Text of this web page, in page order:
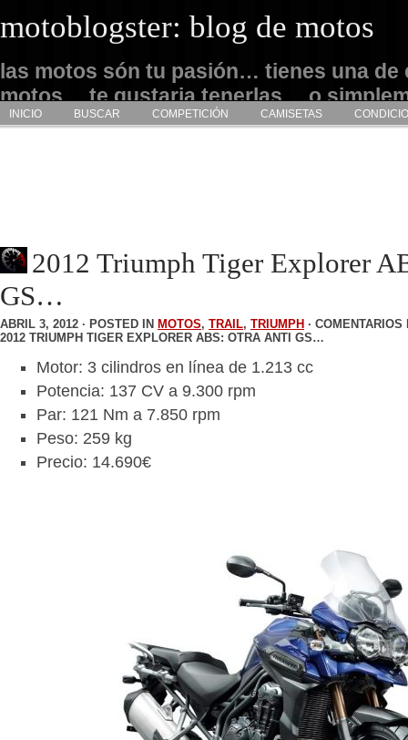
motoblogster: blog de motos
las motos són tu pasión… tienes una de
motos… te gustaria tenerlas… o
admirarlas… este es tu sitio
INICIO BUSCAR COMPETICIÓN CAMISETAS
2012 Triumph Tiger Explorer
GS…
ABRIL 3, 2012 · POSTED IN MOTOS, TRAIL, TRIUMPH · COMENTARIOS
2012 TRIUMPH TIGER EXPLORER ABS: OTRA ANTI GS…
Motor: 3 cilindros en línea de 1.213 cc
Potencia: 137 CV a 9.300 rpm
Par: 121 Nm a 7.850 rpm
Peso: 259 kg
Precio: 14.690€